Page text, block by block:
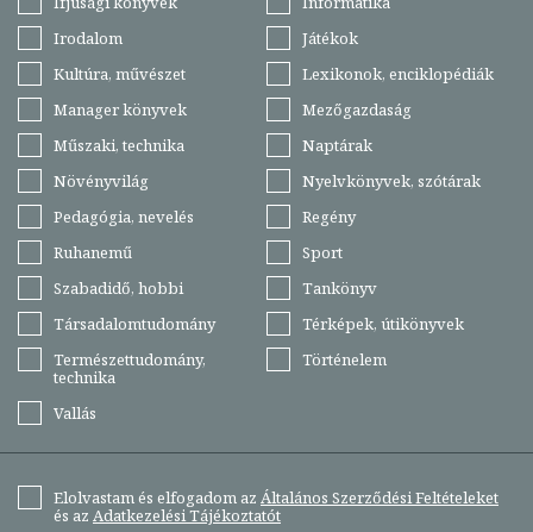
Irodalom
Játékok
Kultúra, művészet
Lexikonok, enciklopédiák
Manager könyvek
Mezőgazdaság
Műszaki, technika
Naptárak
Növényvilág
Nyelvkönyvek, szótárak
Pedagógia, nevelés
Regény
Ruhanemű
Sport
Szabadidő, hobbi
Tankönyv
Társadalomtudomány
Térképek, útikönyvek
Természettudomány,
technika
Történelem
Vallás
Elolvastam és elfogadom az Általános Szerződési Feltételeket
és az Adatkezelési Tájékoztatót